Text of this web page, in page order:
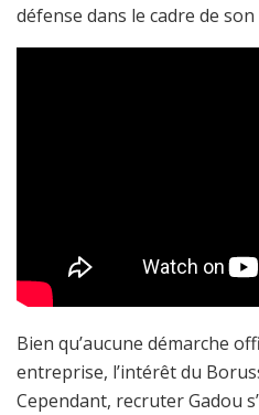
défense dans le cadre de
Bien qu’aucune démarche
entreprise, l’intérêt du
Cependant, recruter Gadou